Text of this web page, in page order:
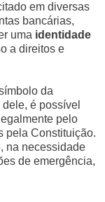
em diversas
bancárias,
uma identidade
a direitos e
da
é possível
pelo
pela Constituição.
na necessidade
de emergência,